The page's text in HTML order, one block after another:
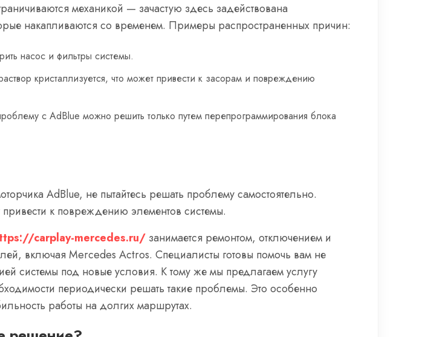
механикой — зачастую здесь задействована
накапливаются со временем. Примеры распространенных причин:
насос и фильтры системы.
кристаллизуется, что может привести к засорам и повреждению
с AdBlue можно решить только путем перепрограммирования блока
AdBlue, не пытайтесь решать проблему самостоятельно.
к повреждению элементов системы.
carplay-mercedes.ru/ занимается ремонтом, отключением и
включая Mercedes Actros. Специалисты готовы помочь вам не
системы под новые условия. К тому же мы предлагаем услугу
периодически решать такие проблемы. Это особенно
работы на долгих маршрутах.